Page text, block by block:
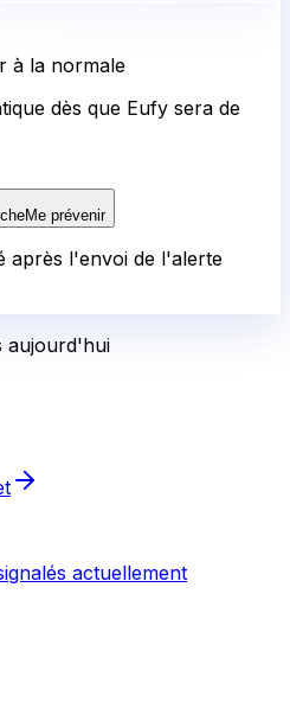
à la normale
dès que Eufy sera de
Me prévenir
après l'envoi de l'alerte
aujourd'hui
actuellement